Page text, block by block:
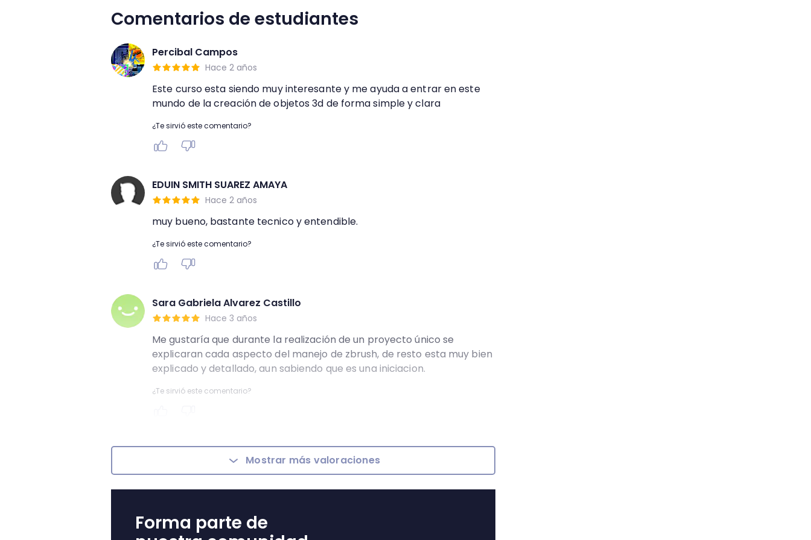
Comentarios de estudiantes
Percibal Campos
Hace 2 años
Este curso esta siendo muy interesante y me ayuda a entrar en este
mundo de la creación de objetos 3d de forma simple y clara
¿Te sirvió este comentario?
EDUIN SMITH SUAREZ AMAYA
Hace 2 años
muy bueno, bastante tecnico y entendible.
¿Te sirvió este comentario?
Sara Gabriela Alvarez Castillo
Hace 3 años
Me gustaría que durante la realización de un proyecto único se
explicaran cada aspecto del manejo de zbrush, de resto esta muy bien
explicado y detallado, aun sabiendo que es una iniciacion.
¿Te sirvió este comentario?
Mostrar más valoraciones
Forma parte de